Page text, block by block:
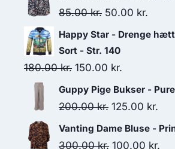
was:
is:
85.00kr. Original
price
was:
85.00 kr..
50.00 kr.
price
Happy Star - Drenge
Sort - Str. 140
180.00kr. Original
price
was:
150.00 kr.
price
is:
Guppy Pige Bukser -
200.00kr. Original
price
was:
125.00 kr.
Vanting Dame Bluse -
300.00kr. Original
100.00 kr.